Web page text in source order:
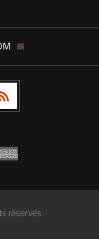
réservés.